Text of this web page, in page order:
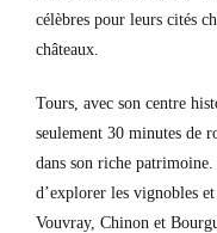
célèbres pour leurs cités
châteaux.
Tours, avec son centre
seulement 30 minutes de
dans son riche
d’explorer les vignobles
Vouvray, Chinon et